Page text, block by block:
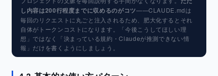
し内容は200行程度までに収めるのがコツ——CLAUDE.mdは
毎回のリクエストに丸ごと注入されるため、肥大化するとそれ
自体がトークンコストになります。「今後こうしてほしい理
想」ではなく「決まっている規約・Claudeが推測できない情
報」だけを書くようにしましょう。